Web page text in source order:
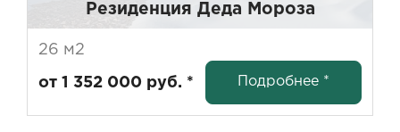
Резиденция Деда Мороза
26 м2
от 1 352 000 руб. * Подробнее *